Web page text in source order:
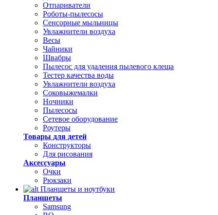
Отпариватели
Роботы-пылесосы
Сенсорные мыльницы
Увлажнители воздуха
Весы
Чайники
Швабры
Пылесос для удаления пылевого клеща
Тестер качества воды
Увлажнители воздуха
Соковыжемалки
Ночники
Пылесосы
Сетевое оборудование
Роутеры
Товары для детей
Конструкторы
Для рисования
Аксессуары
Очки
Рюкзаки
Планшеты и ноутбуки
Планшеты
Samsung